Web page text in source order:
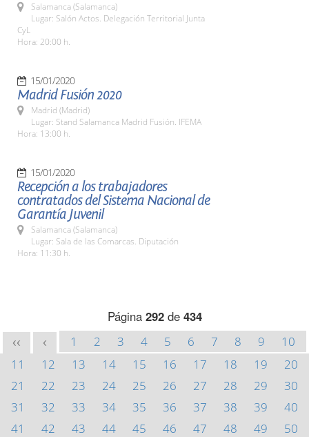
Salamanca (Salamanca)
Lugar: Salón Actos. Delegación Territorial Junta
CyL
Hora: 20:00 h.
15/01/2020
Madrid Fusión 2020
Madrid (Madrid)
Lugar: Stand Salamanca Madrid Fusión. IFEMA
Hora: 13:00 h.
15/01/2020
Recepción a los trabajadores
contratados del Sistema Nacional de
Garantía Juvenil
Salamanca (Salamanca)
Lugar: Sala de las Comarcas. Diputación
Hora: 11:30 h.
Página 292de 434
<< < 1 2 3 4 5 6 7 8 9
10
11
12 13 14 15 16 17 18 19
20
21
22 23 24 25 26 27 28 29
30
31
32 33 34 35 36 37 38 39
40
41
42 43 44 45 46 47 48 49
50